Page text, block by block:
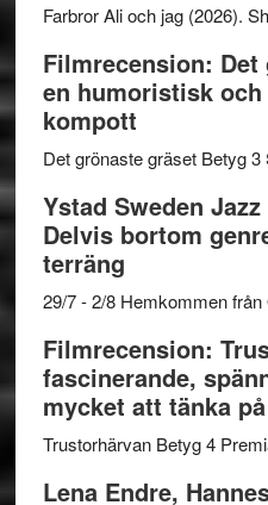
Farbror Ali och jag (2026).
Filmrecension:
en humoristisk
kompott
Det grönaste gräset Betyg
Ystad Sweden
Delvis bortom
terräng
29/7 - 2/8 Hemkommen
Filmrecension:
fascinerande,
mycket att tänka på
Trustorhärvan Betyg 4
Lena Endre,